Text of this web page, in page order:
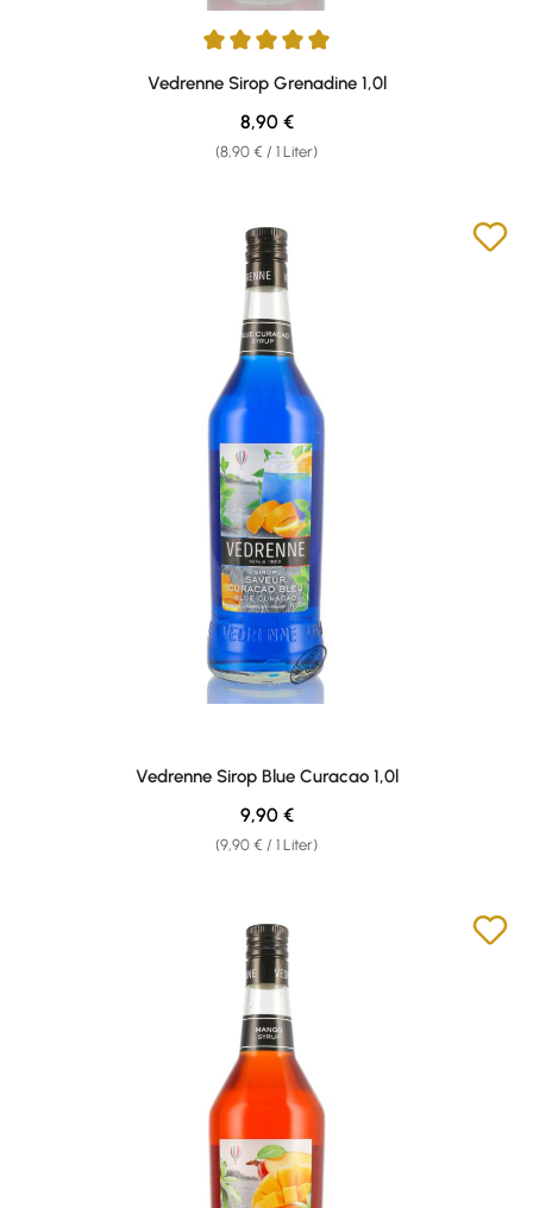
Durchschnittliche Bewertung von 5 von 5 Sternen
Vedrenne Sirop Grenadine 1,0l
(8,90 € / 1 Liter)
Regulärer Preis:
8,90 €
Vedrenne Sirop Blue Curacao 1,0l
(9,90 € / 1 Liter)
Regulärer Preis:
9,90 €